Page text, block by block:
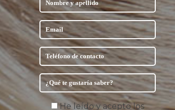
He leído y acepto los